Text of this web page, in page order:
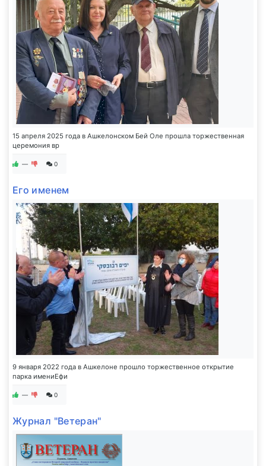
15 апреля 2025 года в Ашкелонском Бей Оле прошла торжественная
церемония вр
— 0
Его именем
9 января 2022 года в Ашкелоне прошло торжественное открытие
парка имениЕфи
— 0
Журнал "Ветеран"